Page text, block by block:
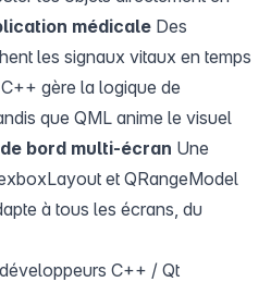
médicale Des
les signaux vitaux en temps
gère la logique de
que QML anime le visuel
bord multi-écran Une
et QRangeModel
à tous les écrans, du
C++ / Qt